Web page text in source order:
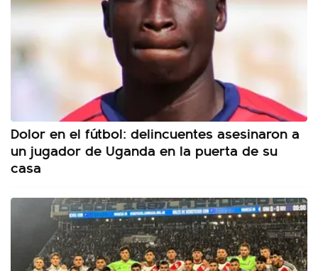
Dolor en el fútbol: delincuentes asesinaron a
un jugador de Uganda en la puerta de su
casa